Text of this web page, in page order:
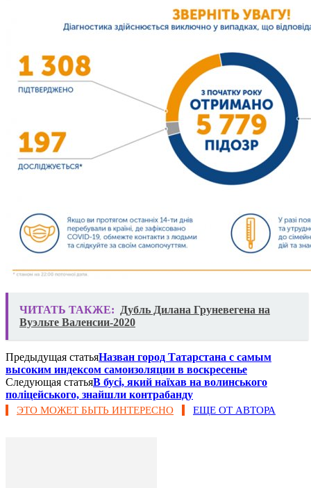
ЧИТАТЬ ТАКЖЕ:
Дубль Дилана Груневегена на
Вуэльте Валенсии-2020
Предыдущая статьяНазван город Татарстана с самым
высоким индексом самоизоляции в воскресенье
Следующая статьяВ бусі, який наїхав на волинського
поліцейського, знайшли контрабанду
ЭТО МОЖЕТ БЫТЬ ИНТЕРЕСНО ЕЩЕ ОТ АВТОРА